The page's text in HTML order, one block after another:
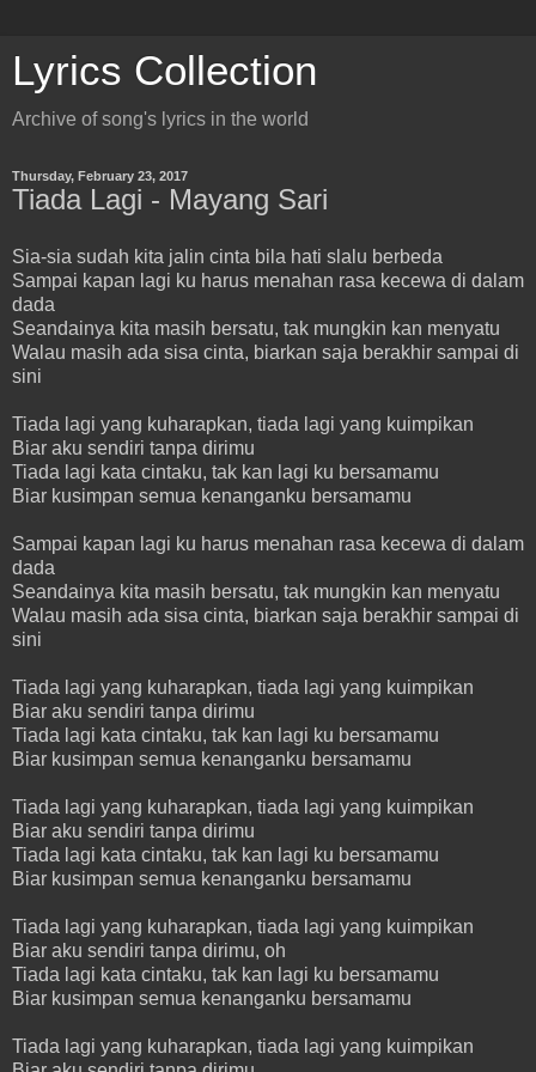
Lyrics Collection
Archive of song's lyrics in the world
Thursday, February 23, 2017
Tiada Lagi - Mayang Sari
Sia-sia sudah kita jalin cinta bila hati slalu berbeda
Sampai kapan lagi ku harus menahan rasa kecewa di dalam
dada
Seandainya kita masih bersatu, tak mungkin kan menyatu
Walau masih ada sisa cinta, biarkan saja berakhir sampai di
sini
Tiada lagi yang kuharapkan, tiada lagi yang kuimpikan
Biar aku sendiri tanpa dirimu
Tiada lagi kata cintaku, tak kan lagi ku bersamamu
Biar kusimpan semua kenanganku bersamamu
Sampai kapan lagi ku harus menahan rasa kecewa di dalam
dada
Seandainya kita masih bersatu, tak mungkin kan menyatu
Walau masih ada sisa cinta, biarkan saja berakhir sampai di
sini
Tiada lagi yang kuharapkan, tiada lagi yang kuimpikan
Biar aku sendiri tanpa dirimu
Tiada lagi kata cintaku, tak kan lagi ku bersamamu
Biar kusimpan semua kenanganku bersamamu
Tiada lagi yang kuharapkan, tiada lagi yang kuimpikan
Biar aku sendiri tanpa dirimu
Tiada lagi kata cintaku, tak kan lagi ku bersamamu
Biar kusimpan semua kenanganku bersamamu
Tiada lagi yang kuharapkan, tiada lagi yang kuimpikan
Biar aku sendiri tanpa dirimu, oh
Tiada lagi kata cintaku, tak kan lagi ku bersamamu
Biar kusimpan semua kenanganku bersamamu
Tiada lagi yang kuharapkan, tiada lagi yang kuimpikan